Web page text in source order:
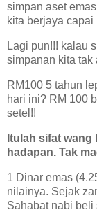
simpan aset
kita berjaya capai
Lagi pun!!! kalau
simpanan kita tak
RM100 5 tahun
hari ini? RM 100
setel!!
Itulah sifat
hadapan. Tak
1 Dinar emas
nilainya. Sejak
Sahabat nabi